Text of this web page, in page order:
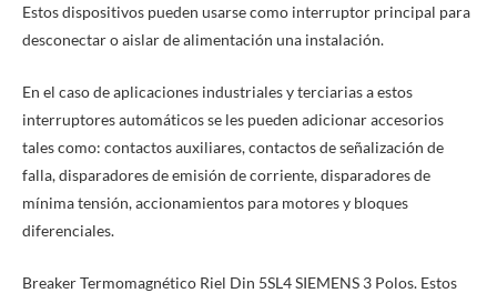
Estos dispositivos pueden usarse como interruptor principal para
desconectar o aislar de alimentación una instalación.
En el caso de aplicaciones industriales y terciarias a estos
interruptores automáticos se les pueden adicionar accesorios
tales como: contactos auxiliares, contactos de señalización de
falla, disparadores de emisión de corriente, disparadores de
mínima tensión, accionamientos para motores y bloques
diferenciales.
Breaker Termomagnético Riel Din 5SL4 SIEMENS 3 Polos. Estos